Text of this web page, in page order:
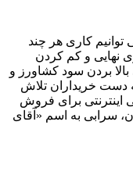
کاری هر چند
نهایی و کم کردن
بردن سود کشاورز و
خریداران تلاش
اینترنتی برای فروش
سرابی به اسم «آقای